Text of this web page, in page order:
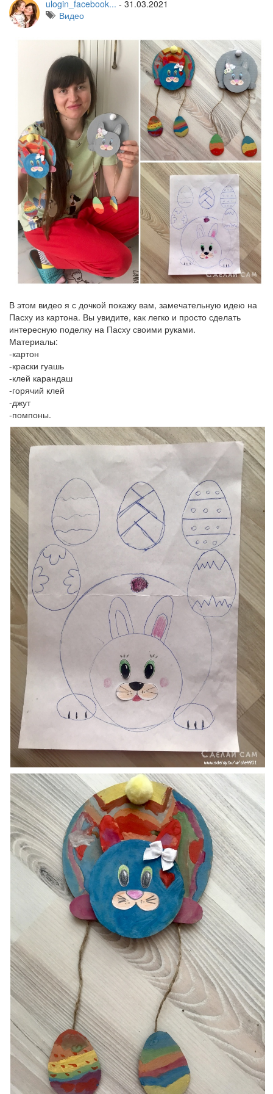
ulogin_facebook... - 31.03.2021
Видео
В этом видео я с дочкой покажу вам, замечательную идею на
Пасху из картона. Вы увидите, как легко и просто сделать
интересную поделку на Пасху своими руками.
Материалы:
-картон
-краски гуашь
-клей карандаш
-горячий клей
-джут
-помпоны.